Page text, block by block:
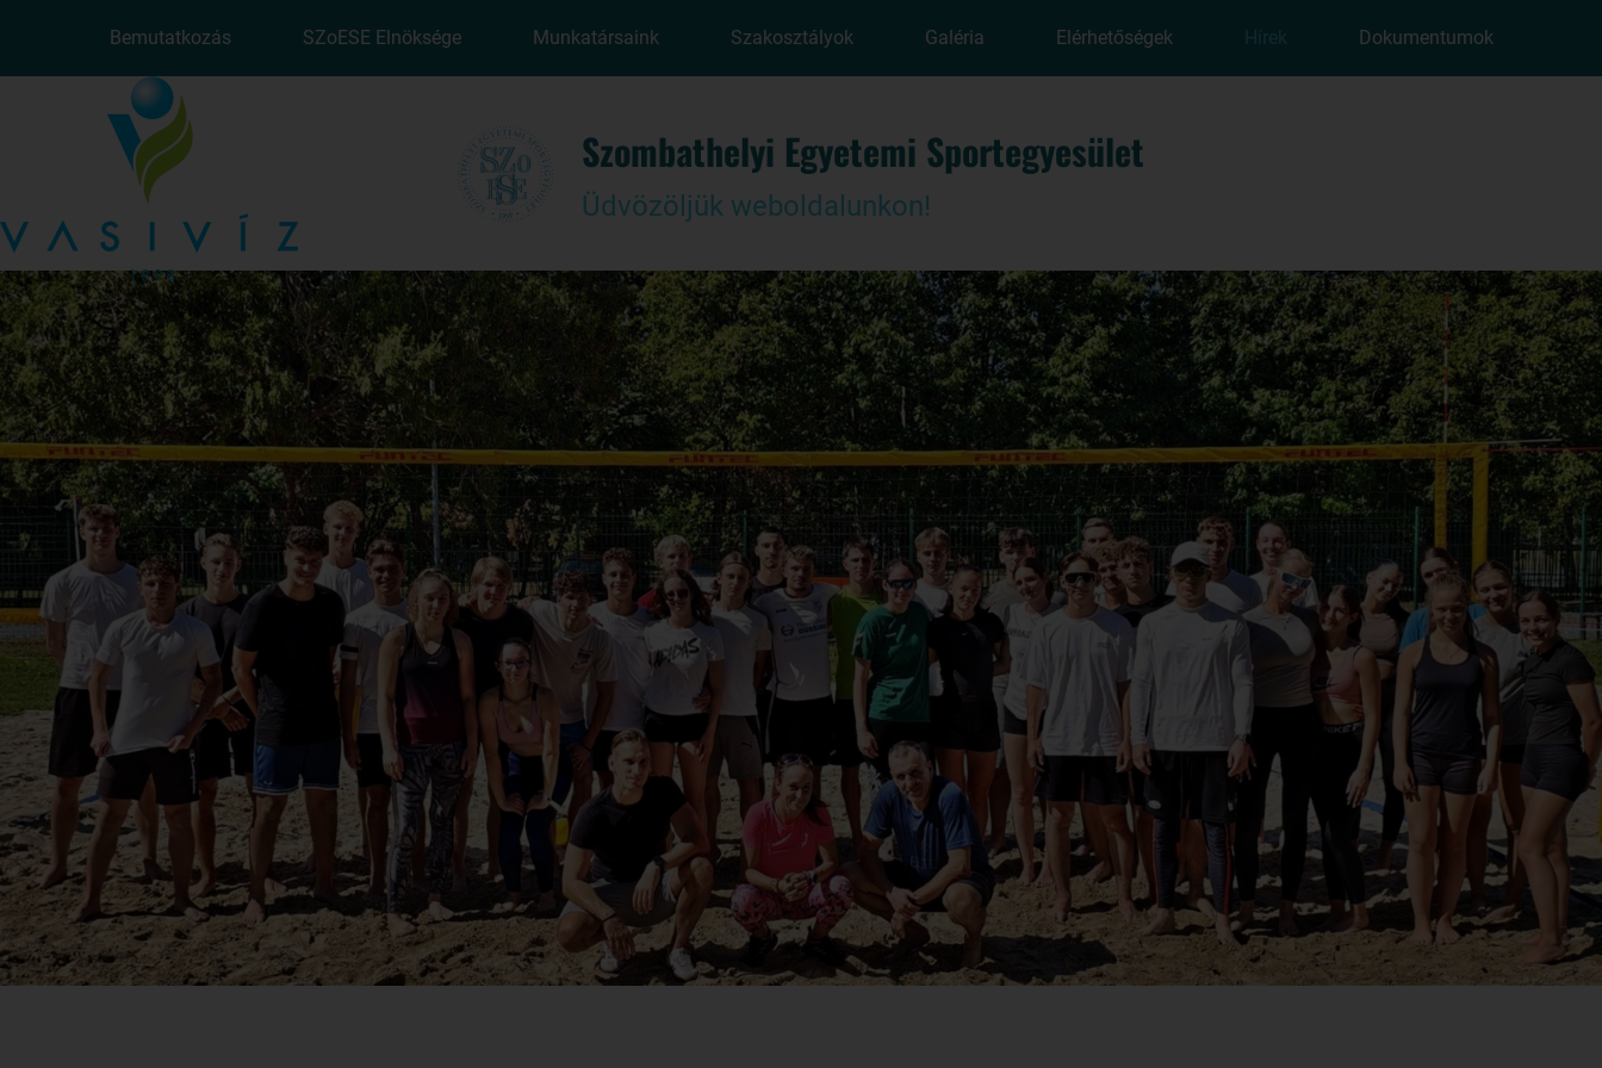
Bemutatkozás SZoESE Elnöksége Munkatársaink Szakosztályok Galéria Elérhetőségek Dokumentumok
Szombathelyi Egyetemi Sportegyesület
Üdvözöljük weboldalunkon!